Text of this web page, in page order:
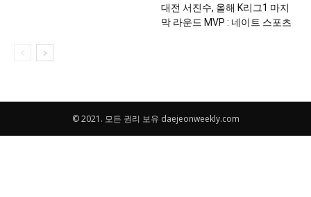
대전 서진수, 올해 K리그1 마지
막 라운드 MVP : 네이트 스포츠
© 2021. 모든 권리 보유 daejeonweekly.com